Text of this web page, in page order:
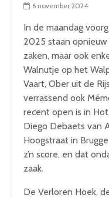
6 november 2024
In de maandag
2025 staan
zaken, maar ook
Walnutje op het
Vaart, Ober uit de
verrassend ook
recent open is in
Diego Debaets van
Hoogstraat in
z’n score, en dat
zaak.
De Verloren Hoek,